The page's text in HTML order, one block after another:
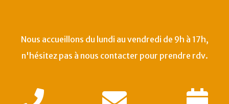
Nous accueillons du lundi au vendredi de 9h à 17h,
n'hésitez pas à nous contacter pour prendre rdv.